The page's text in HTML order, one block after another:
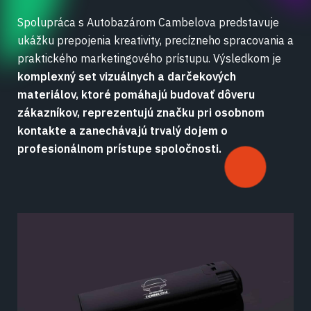
Spolupráca s Autobazárom Cambelova predstavuje
ukážku prepojenia kreativity, precízneho spracovania a
praktického marketingového prístupu. Výsledkom je
komplexný set vizuálnych a darčekových
materiálov, ktoré pomáhajú budovať dôveru
zákazníkov, reprezentujú značku pri osobnom
kontakte a zanechávajú trvalý dojem o
profesionálnom prístupe spoločnosti.